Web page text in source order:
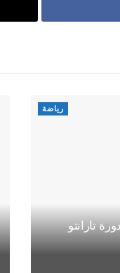
رياضة
في دورة تارانتو